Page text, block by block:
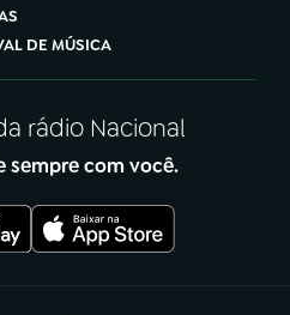
DE MÚSICA
rádio Nacional
sempre com você.